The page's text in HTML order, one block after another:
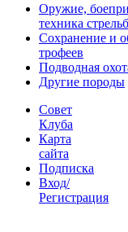
Оружие,
техника
Сохранение и
трофеев
Подводная
Другие породы
Совет
Клуба
Карта
сайта
Подписка
Вход/
Регистрация